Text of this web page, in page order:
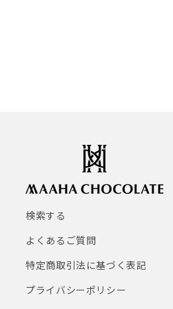
検索する
よくあるご質問
特定商取引法に基づく表記
プライバシーポリシー